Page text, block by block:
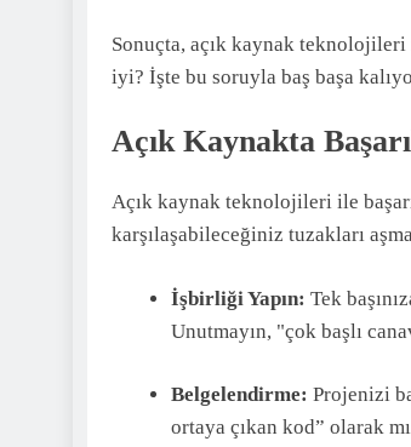
Sonuçta, açık kaynak
iyi? İşte bu soruyla baş başa
Açık Kaynakta
Açık kaynak teknolojileri ile
karşılaşabileceğiniz tuzakları
İşbirliği Yapın: Tek
Unutmayın, "çok başlı
Belgelendirme: Projenizi
ortaya çıkan kod” olarak